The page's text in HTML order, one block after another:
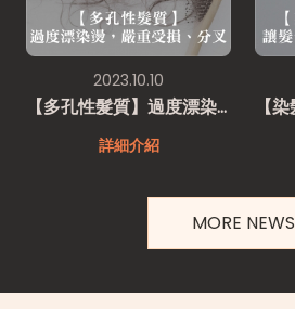
2023.10.10
【多孔性髮質】過度漂染燙，嚴重受損、分叉
詳細介紹
MORE NEWS